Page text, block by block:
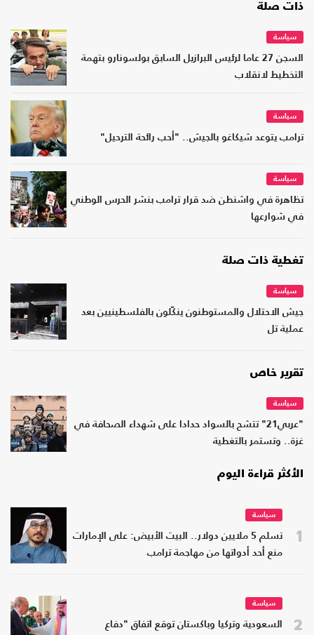
ذات صلة
سياسة
السجن 27 عاما لرئيس البرازيل السابق بولسونارو بتهمة
التخطيط لانقلاب
سياسة
ترامب يتوعد شيكاغو بالجيش.. "أحب رائحة الترحيل"
سياسة
تظاهرة في واشنطن ضد قرار ترامب بنشر الحرس الوطني
في شوارعها
تغطية ذات صلة
سياسة
جيش الاحتلال والمستوطنون ينكّلون بالفلسطينيين بعد
عملية تل
تقرير خاص
سياسة
"عربي21" تتشح بالسواد حدادا على شهداء الصحافة في
غزة.. وتستمر بالتغطية
الأكثر قراءة اليوم
1
سياسة
تسلم 5 ملايين دولار.. البيت الأبيض: على الإمارات
منع أحد أدواتها من مهاجمة ترامب
2
سياسة
السعودية وتركيا وباكستان توقع اتفاق "دفاع